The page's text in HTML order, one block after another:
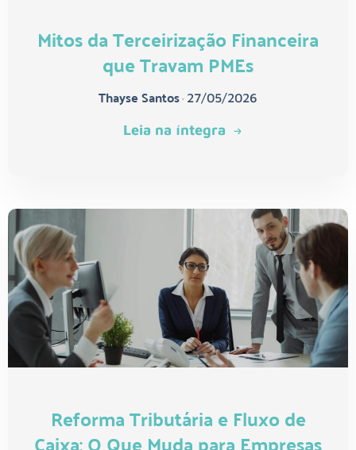
Mitos da Terceirização Financeira
que Travam PMEs
Thayse Santos• 27/05/2026
Leia na íntegra
Reforma Tributária e Fluxo de